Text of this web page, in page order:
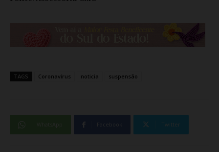
TAGS Coronavírus noticia suspensão
Facebook Twitter